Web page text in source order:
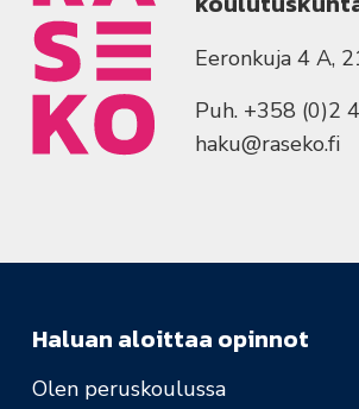
Eeronkuja 4 A,
Puh. +358 (0)2
haku@raseko.fi
Haluan aloittaa opinnot
Olen peruskoulussa